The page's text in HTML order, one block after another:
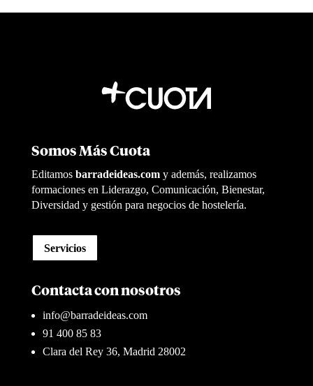
Somos Más Cuota
Editamosbarradeideas.com y además, realizamos
formaciones en Liderazgo, Comunicación, Bienestar,
Diversidad y gestión para negocios de hostelería.
Servicios
Contacta con nosotros
info@barradeideas.com
91 400 85 83
Clara del Rey 36, Madrid 28002